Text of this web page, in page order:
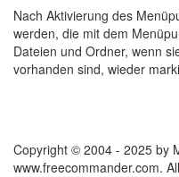
Nach Aktivierung des
werden, die mit dem
Dateien und Ordner, wenn
vorhanden sind, wieder
Copyright © 2004 - 2025 by
www.freecommander.com.